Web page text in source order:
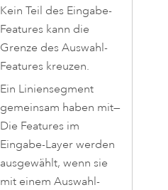
Kein Teil des Eingabe-
Features kann die
Grenze des Auswahl-
Features kreuzen.
Ein Liniensegment
gemeinsam haben mit—
Die Features im
Eingabe-Layer werden
ausgewählt, wenn sie
mit einem Auswahl-